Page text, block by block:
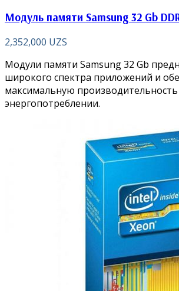
Модуль памяти Samsung 32 Gb
2,352,000 UZS
Модули памяти Samsung 32 Gb
широкого спектра приложений и
максимальную
энергопотреблении.